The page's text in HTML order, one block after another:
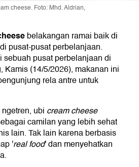
cheese. Foto: Mhd. Aldrian,
belakangan ramai baik di
pusat-pusat perbelanjaan.
sebuah pusat perbelanjaan di
Kamis (14/5/2026), makanan ini
rela antre untuk
ubi cream cheese
camilan yang lebih sehat
lain. Tak lain karena berbasis
'real food' dan menyehatkan